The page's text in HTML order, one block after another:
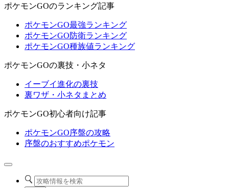
ポケモンGOのランキング記事
ポケモンGO最強ランキング
ポケモンGO防衛ランキング
ポケモンGO種族値ランキング
ポケモンGOの裏技・小ネタ
イーブイ進化の裏技
裏ワザ・小ネタまとめ
ポケモンGO初心者向け記事
ポケモンGO序盤の攻略
序盤のおすすめポケモン